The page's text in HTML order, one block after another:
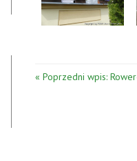
« Poprzedni wpis: